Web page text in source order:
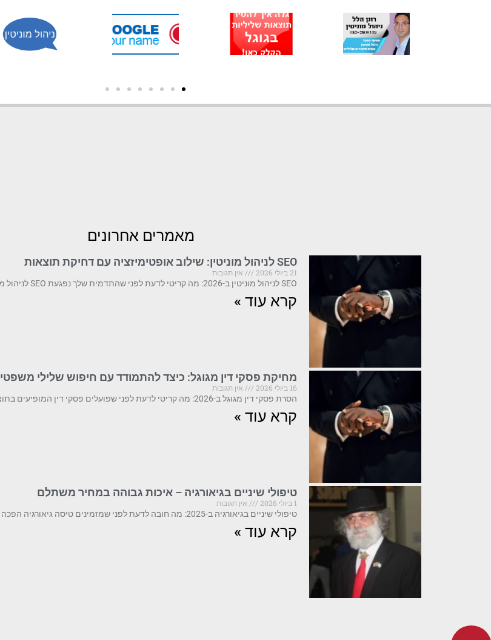
מאמרים אחרונים
SEO לניהול מוניטין: שילוב אופטימיזציה עם דחיקת תוצאות
21 ביולי 2026
אין תגובות
SEO לניהול מוניטין ב-2026: מה קריטי לדעת לפני שהתדמית שלך נפגעת SEO לניהול מוניטין הוא
קרא עוד »
מחיקת פסקי דין מגוגל: כיצד להתמודד עם חיפוש שלילי משפטי
16 ביולי 2026
אין תגובות
הסרת פסקי דין מגוגל ב-2026: מה קריטי לדעת לפני שפועלים פסקי דין המופיעים בתוצאות החיפוש
קרא עוד »
טיפולי שיניים בגיאורגיה – איכות גבוהה במחיר משתלם
1 ביולי 2026
אין תגובות
טיפולי שיניים בגיאורגיה ב-2025: מה חובה לדעת לפני שמזמינים טיסה גיאורגיה הפכה ביחשנים האחרונות ליעד
קרא עוד »